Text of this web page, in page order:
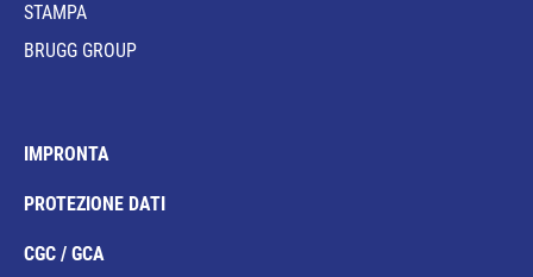
STAMPA
BRUGG GROUP
IMPRONTA
PROTEZIONE DATI
CGC / GCA